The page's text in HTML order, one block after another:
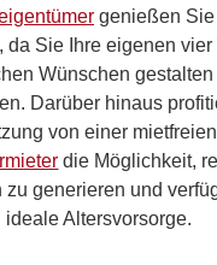
genießen Sie
da Sie Ihre eigenen
Wünschen
Darüber hinaus
von einer
die Möglichkeit,
zu generieren und
ideale Altersvorsorge.